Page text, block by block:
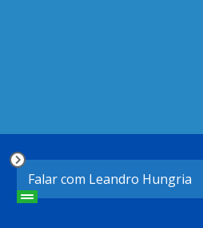
Falar com Leandro Hungria